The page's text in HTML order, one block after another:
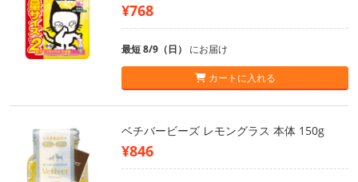
¥768
最短 8/9（日） にお届け
カートに入れる
ベチバービーズ レモングラス 本体 150g
¥846